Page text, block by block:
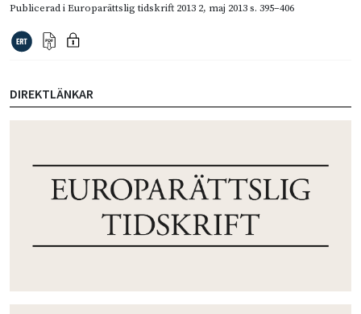
Publicerad iEuroparättslig tidskrift 2013 2, maj 2013s. 395–406
DIREKTLÄNKAR